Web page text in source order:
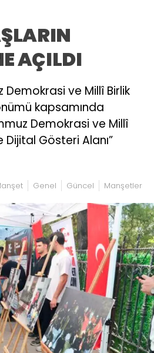
AÇILDI
Demokrasi ve Millî Birlik
kapsamında
Demokrasi ve Millî
Dijital Gösteri Alanı”
Genel Güncel Manşetler